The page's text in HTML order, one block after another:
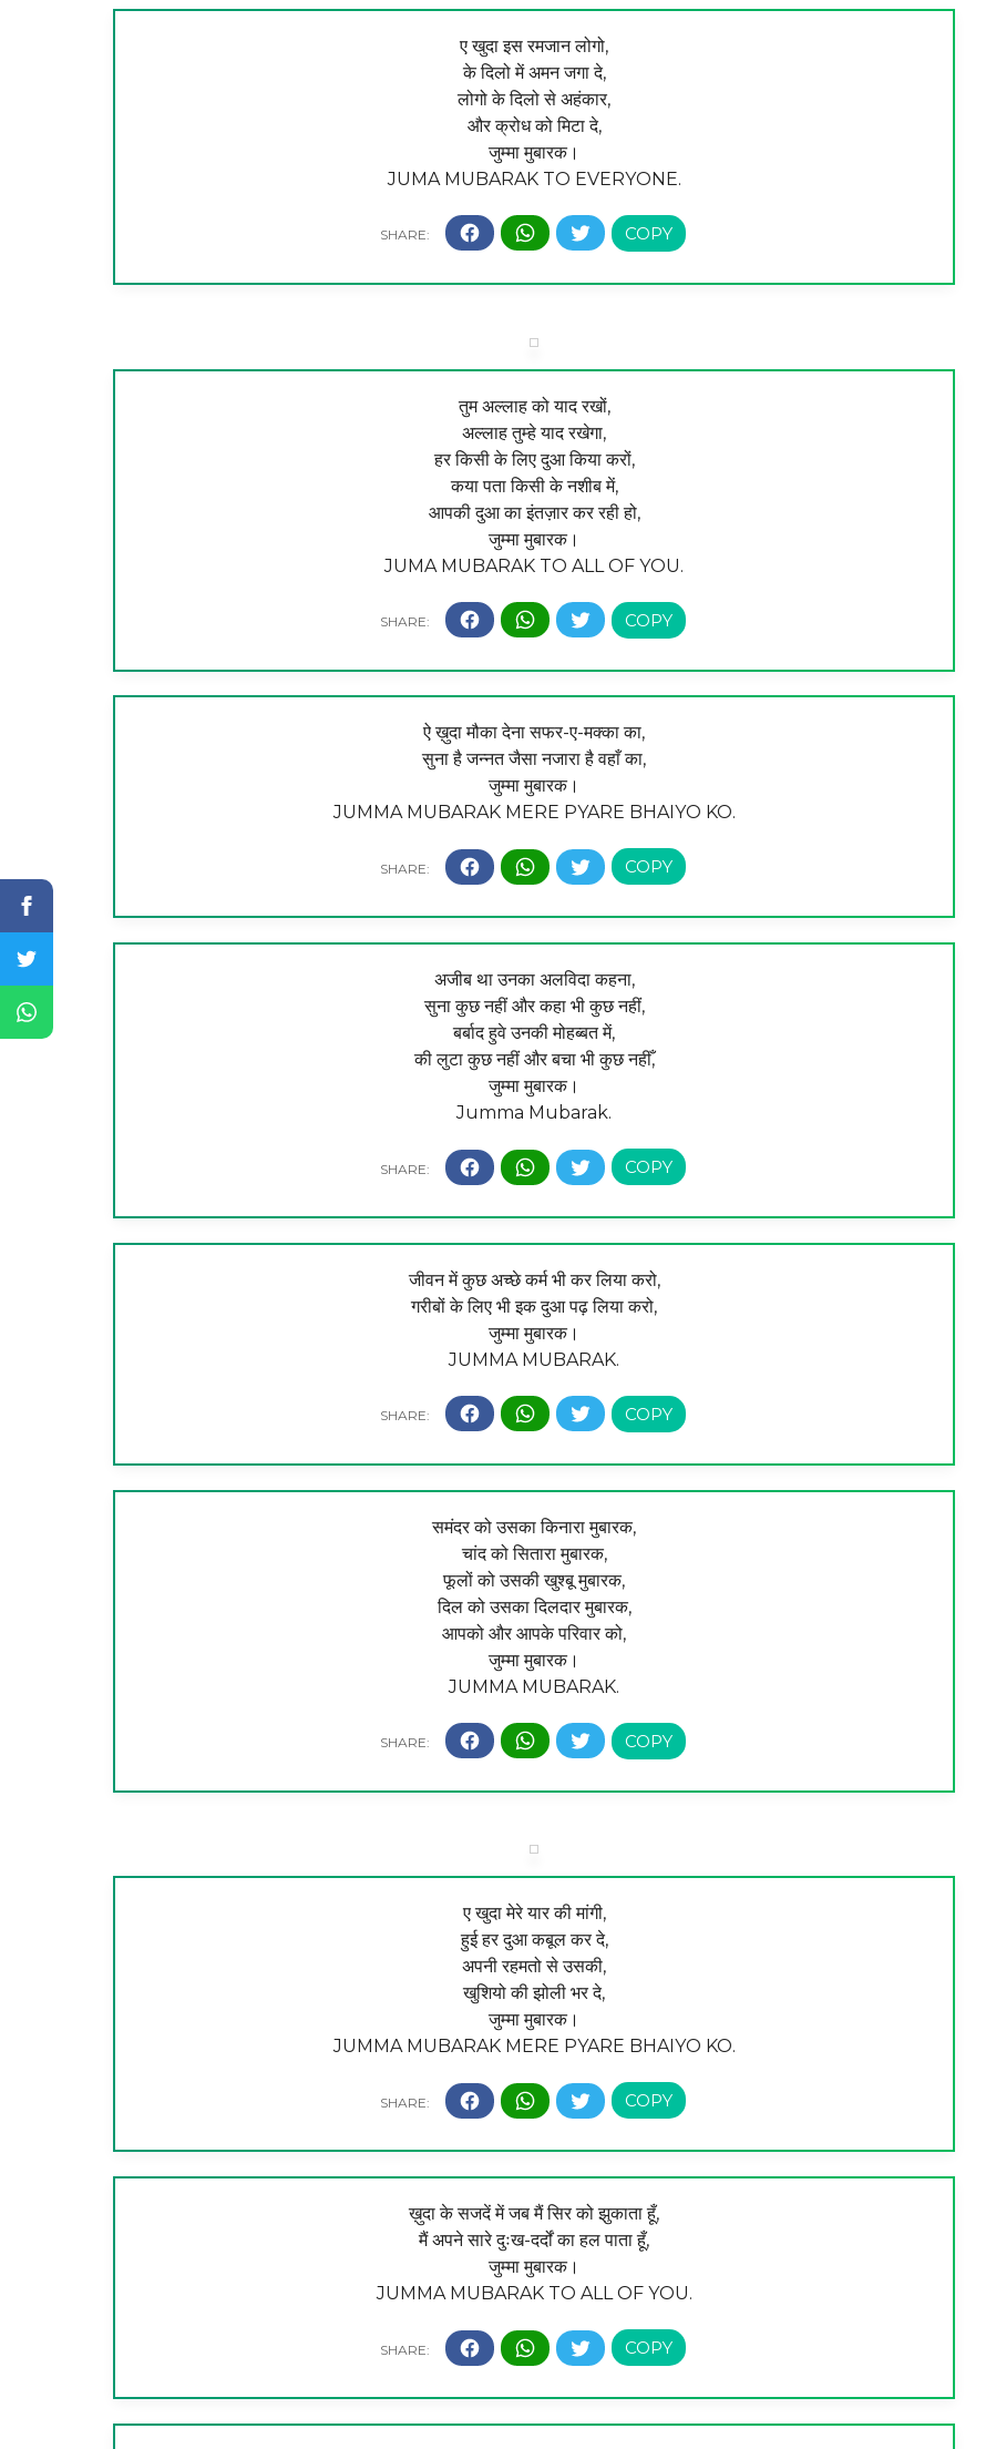
ए खुदा इस रमजान लोगो,
के दिलो में अमन जगा दे,
लोगो के दिलो से अहंकार,
और क्रोध को मिटा दे,
जुम्मा मुबारक।
JUMA MUBARAK TO EVERYONE.
तुम अल्लाह को याद रखों,
अल्लाह तुम्हे याद रखेगा,
हर किसी के लिए दुआ किया करों,
कया पता किसी के नशीब में,
आपकी दुआ का इंतज़ार कर रही हो,
जुम्मा मुबारक।
JUMA MUBARAK TO ALL OF YOU.
ऐ ख़ुदा मौका देना सफर-ए-मक्का का,
सुना है जन्नत जैसा नजारा है वहाँ का,
जुम्मा मुबारक।
JUMMA MUBARAK MERE PYARE BHAIYO KO.
अजीब था उनका अलविदा कहना,
सुना कुछ नहीं और कहा भी कुछ नहीं,
बर्बाद हुवे उनकी मोहब्बत में,
की लुटा कुछ नहीं और बचा भी कुछ नहीँ,
जुम्मा मुबारक।
Jumma Mubarak.
जीवन में कुछ अच्छे कर्म भी कर लिया करो,
गरीबों के लिए भी इक दुआ पढ़ लिया करो,
जुम्मा मुबारक।
JUMMA MUBARAK.
समंदर को उसका किनारा मुबारक,
चांद को सितारा मुबारक,
फूलों को उसकी खुश्‍बू मुबारक,
दिल को उसका दिलदार मुबारक,
आपको और आपके परिवार को,
जुम्मा मुबारक।
JUMMA MUBARAK.
ए खुदा मेरे यार की मांगी,
हुई हर दुआ कबूल कर दे,
अपनी रहमतो से उसकी,
खुशियो की झोली भर दे,
जुम्मा मुबारक।
JUMMA MUBARAK MERE PYARE BHAIYO KO.
ख़ुदा के सजदें में जब मैं सिर को झुकाता हूँ,
मैं अपने सारे दुःख-दर्दों का हल पाता हूँ,
जुम्मा मुबारक।
JUMMA MUBARAK TO ALL OF YOU.